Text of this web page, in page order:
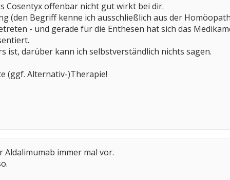
Cosentyx offenbar nicht gut wirkt bei dir.
(den Begriff kenne ich ausschließlich aus der
- und gerade für die Enthesen hat sich das
ist, darüber kann ich selbstverständlich nichts sagen.
(ggf. Alternativ-)Therapie!
immer mal vor.